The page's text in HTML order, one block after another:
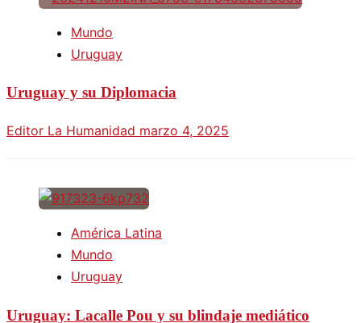
Mundo
Uruguay
Uruguay y su Diplomacia
Editor La Humanidad marzo 4, 2025
América Latina
Mundo
Uruguay
Uruguay: Lacalle Pou y su blindaje mediático